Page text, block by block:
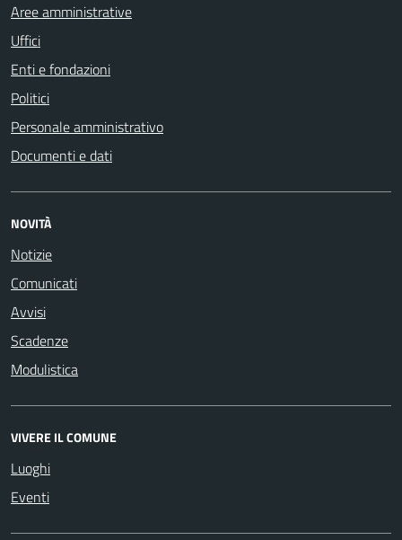
Aree amministrative
Uffici
Enti e fondazioni
Politici
Personale amministrativo
Documenti e dati
NOVITÀ
Notizie
Comunicati
Avvisi
Scadenze
Modulistica
VIVERE IL COMUNE
Luoghi
Eventi